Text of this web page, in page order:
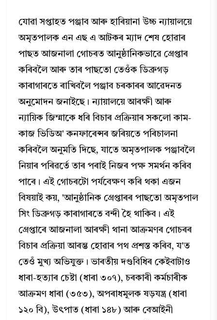
যোৱা সপ্তাহত পঞ্জাব আৰু হাৰিয়ানা উচ্চ ন্যায়ালয়ে
অমৃতপালক এন এছ এ আটকৰ ম্যাদ শেষ হোৱাৰ
পাছত আজনালা গোচৰত আনুষ্ঠানিকভাৱে গ্ৰেপ্তাৰ
কৰিবলৈ আৰু তাৰ পাছতো তেওঁক ডিব্ৰুগড়
কাৰাগাৰতে ৰাখিবলৈ পঞ্জাব চৰকাৰৰ আৱেদনত
অনুমোদন জনাইছে। ন্যায়ালয়ে আৰক্ষী আৰু
ন্যায়িক জিম্মাকে ধৰি বিচাৰ প্ৰক্ৰিয়াৰ সকলো কাম-
কাজ ভিডিঅ' কনফাৰেন্সৰ জৰিয়তে পৰিচালনা
কৰিবলৈ অনুমতি দিছে, যাতে অমৃতপালক পঞ্জাবলৈ
নিয়াৰ পৰিৱৰ্তে তাৰ পৰাই নিজৰ পক্ষ সমর্থন কৰিব
পাৰে। এই গোচৰটো পৰ্যবেক্ষণ কৰি থকা এজন
বিষয়াই কয়, 'আনুষ্ঠানিক গ্ৰেপ্তাৰৰ পাছতো অমৃতপাল
সিং ডিব্ৰুগড় কাৰাগাৰতে বন্দী হৈ থাকিব। এই
গ্রেপ্তাৰে আজনালা আৰক্ষী থানা আক্ৰমণৰ গোচৰৰ
বিচাৰ প্ৰক্ৰিয়া আৰম্ভ হোৱাৰ পথ প্রশস্ত কৰিব, য'ত
তেওঁ মুখ্য অভিযুক্ত। ভাৰতীয় দণ্ডবিধিৰ কেইবাটাও
ধাৰা-হত্যাৰ চেষ্টা (ধাৰা ৩০৭), চৰকাৰী কৰ্মচাৰীক
আক্রমণ ধাৰা (৩৫৩), অপৰাধমূলক ষড়যন্ত্র (ধাৰা
১২০ বি), উৎপাত (ধাৰা ১৪৮) আৰু বেআইনী